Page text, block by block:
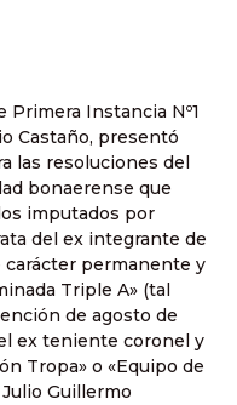
Primera Instancia Nº1
Castaño, presentó
las resoluciones del
bonaerense que
imputados por
del ex integrante de
carácter permanente y
Triple A» (tal
de agosto de
ex teniente coronel y
Tropa» o «Equipo de
Guillermo